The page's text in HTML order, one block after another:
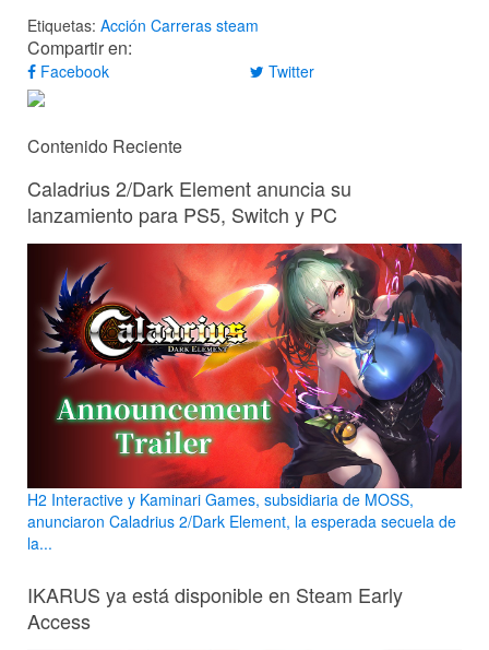
Etiquetas: Acción Carreras steam
Compartir en:
Facebook Twitter
Contenido Reciente
Caladrius 2/Dark Element anuncia su
lanzamiento para PS5, Switch y PC
H2 Interactive y Kaminari Games, subsidiaria de MOSS,
anunciaron Caladrius 2/Dark Element, la esperada secuela de
la...
IKARUS ya está disponible en Steam Early
Access